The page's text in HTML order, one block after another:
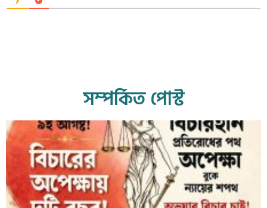
সম্পর্কিত পোস্ট